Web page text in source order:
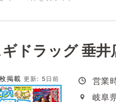
ドラッグ 垂井
掲載 更新: 5日前
営業
岐阜